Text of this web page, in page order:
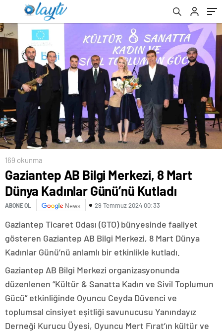
169 okunma
Gaziantep AB Bilgi Merkezi, 8 Mart
Dünya Kadınlar Günü’nü Kutladı
ABONE OL News 29 Temmuz 2024 00:33
Gaziantep Ticaret Odası (GTO) bünyesinde faaliyet
gösteren Gaziantep AB Bilgi Merkezi, 8 Mart Dünya
Kadınlar Günü’nü anlamlı bir etkinlikle kutladı.
Gaziantep AB Bilgi Merkezi organizasyonunda
düzenlenen “Kültür & Sanatta Kadın ve Sivil Toplumun
Gücü” etkinliğinde Oyuncu Ceyda Düvenci ve
toplumsal cinsiyet eşitliği savunucusu Yanındayız
Derneği Kurucu Üyesi, Oyuncu Mert Fırat’ın kültür ve